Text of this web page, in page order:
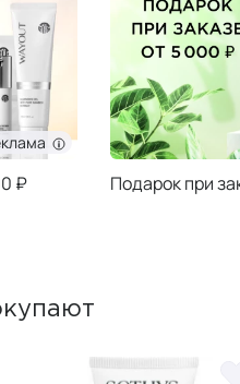
₽ Подарок при